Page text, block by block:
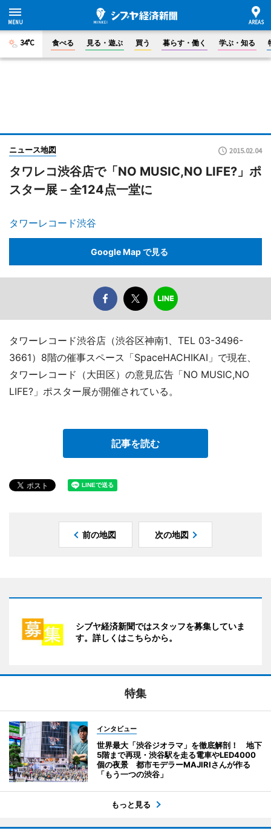
34°C 食べる 見る・遊ぶ 買う 暮らす・働く 学ぶ・知る
ニュース地図 2015.02.04
タワレコ渋谷店で「NO MUSIC,NO LIFE?」ポ
スター展－全124点一堂に
タワーレコード渋谷
Google Map で見る
タワーレコード渋谷店（渋谷区神南1、TEL 03-3496-
3661）8階の催事スペース「SpaceHACHIKAI」で現在、
タワーレコード（大田区）の意見広告「NO MUSIC,NO
LIFE?」ポスター展が開催されている。
記事を読む
前の地図 次の地図
シブヤ経済新聞ではスタッフを募集していま
す。詳しくはこちらから。
特集
インタビュー
世界最大「渋谷ジオラマ」を徹底解剖！ 地下
5階まで再現・渋谷駅を走る電車やLED4000
個の夜景 都市モデラーMAJIRIさんが作る
「もう一つの渋谷」
もっと見る